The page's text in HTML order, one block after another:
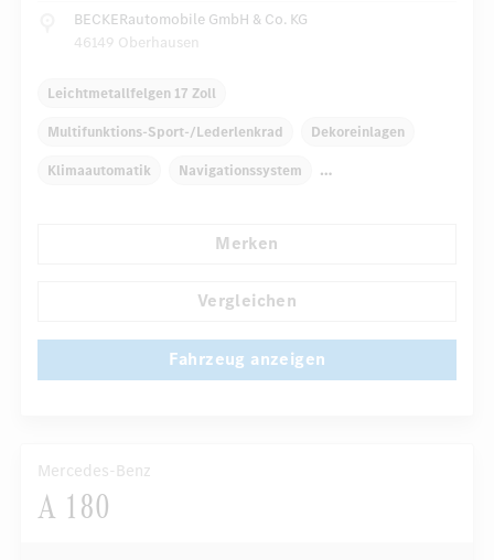
BECKERautomobile GmbH & Co. KG
46149 Oberhausen
Leichtmetallfelgen 17 Zoll
Multifunktions-Sport-/Lederlenkrad Dekoreinlagen
Klimaautomatik Navigationssystem
Automatisch abblendende Innen- und Außenspiegel
Merken
Vergleichen
Fahrzeug anzeigen
Mercedes-Benz
A 180